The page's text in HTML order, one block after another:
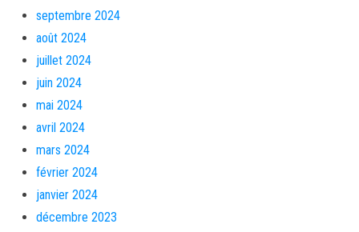
septembre 2024
août 2024
juillet 2024
juin 2024
mai 2024
avril 2024
mars 2024
février 2024
janvier 2024
décembre 2023